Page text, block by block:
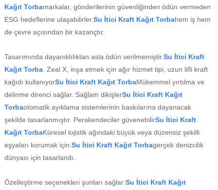
Kağıt Torbamarkalar, gönderilerinin güvenliğinden ödün vermeden
ESG hedeflerine ulaşabilirler.Su İtici Kraft Kağıt Torbahem iş hem
de çevre açısından bir kazançtır.
Tasarımında dayanıklılıktan asla ödün verilmemiştir.Su İtici Kraft
Kağıt Torba. Zeal X, inşa etmek için ağır hizmet tipi, uzun lifli kraft
kağıdı kullanıyorSu İtici Kraft Kağıt TorbaMükemmel yırtılma ve
delinme direnci sağlar. Sağlam dikişlerSu İtici Kraft Kağıt
Torbaotomatik ayıklama sistemlerinin baskılarına dayanacak
şekilde tasarlanmıştır. Perakendeciler güvenebilirSu İtici Kraft
Kağıt TorbaKüresel lojistik ağındaki büyük veya düzensiz şekilli
eşyaları korumak için. Su İtici Kraft Kağıt Torbagerçek denizcilik
dünyası için tasarlandı.
Özelleştirme seçenekleri şunları sağlar:Su İtici Kraft Kağıt